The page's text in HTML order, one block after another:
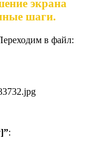
экрана
шаги.
в файл:
: